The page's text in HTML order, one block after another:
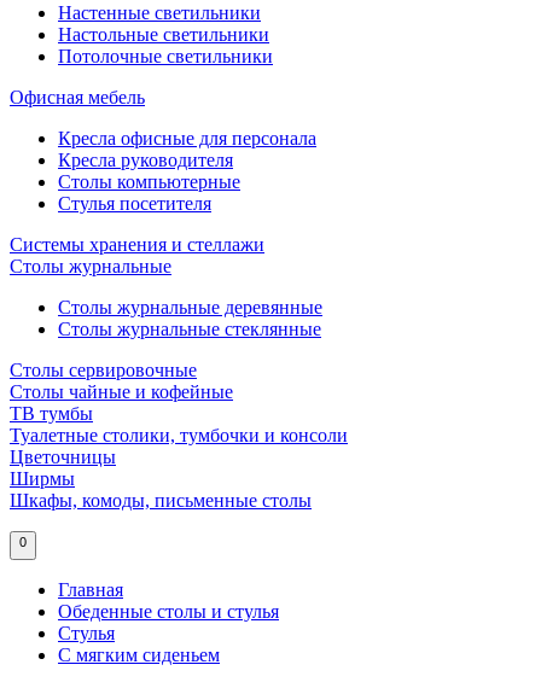
Настенные светильники
Настольные светильники
Потолочные светильники
Офисная мебель
Кресла офисные для персонала
Кресла руководителя
Столы компьютерные
Стулья посетителя
Системы хранения и стеллажи
Столы журнальные
Столы журнальные деревянные
Столы журнальные стеклянные
Столы сервировочные
Столы чайные и кофейные
ТВ тумбы
Туалетные столики, тумбочки и консоли
Цветочницы
Ширмы
Шкафы, комоды, письменные столы
0
Главная
Обеденные столы и стулья
Стулья
С мягким сиденьем